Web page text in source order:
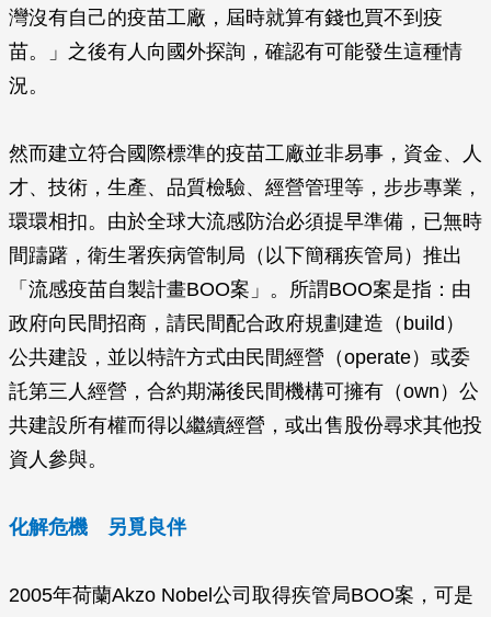
灣沒有自己的疫苗工廠，屆時就算有錢也買不到疫
苗。」之後有人向國外探詢，確認有可能發生這種情
況。
然而建立符合國際標準的疫苗工廠並非易事，資金、人
才、技術，生產、品質檢驗、經營管理等，步步專業，
環環相扣。由於全球大流感防治必須提早準備，已無時
間躊躇，衛生署疾病管制局（以下簡稱疾管局）推出
「流感疫苗自製計畫BOO案」。所謂BOO案是指：由
政府向民間招商，請民間配合政府規劃建造（build）
公共建設，並以特許方式由民間經營（operate）或委
託第三人經營，合約期滿後民間機構可擁有（own）公
共建設所有權而得以繼續經營，或出售股份尋求其他投
資人參與。
化解危機 另覓良伴
2005年荷蘭Akzo Nobel公司取得疾管局BOO案，可是